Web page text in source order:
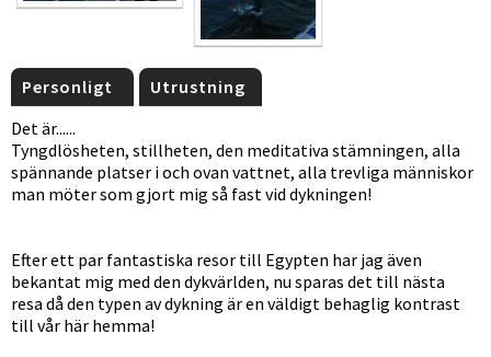
Personligt
Utrustning
Det är......
Tyngdlösheten, stillheten, den meditativa stämningen, alla
spännande platser i och ovan vattnet, alla trevliga människor
man möter som gjort mig så fast vid dykningen!
Efter ett par fantastiska resor till Egypten har jag även
bekantat mig med den dykvärlden, nu sparas det till nästa
resa då den typen av dykning är en väldigt behaglig kontrast
till vår här hemma!